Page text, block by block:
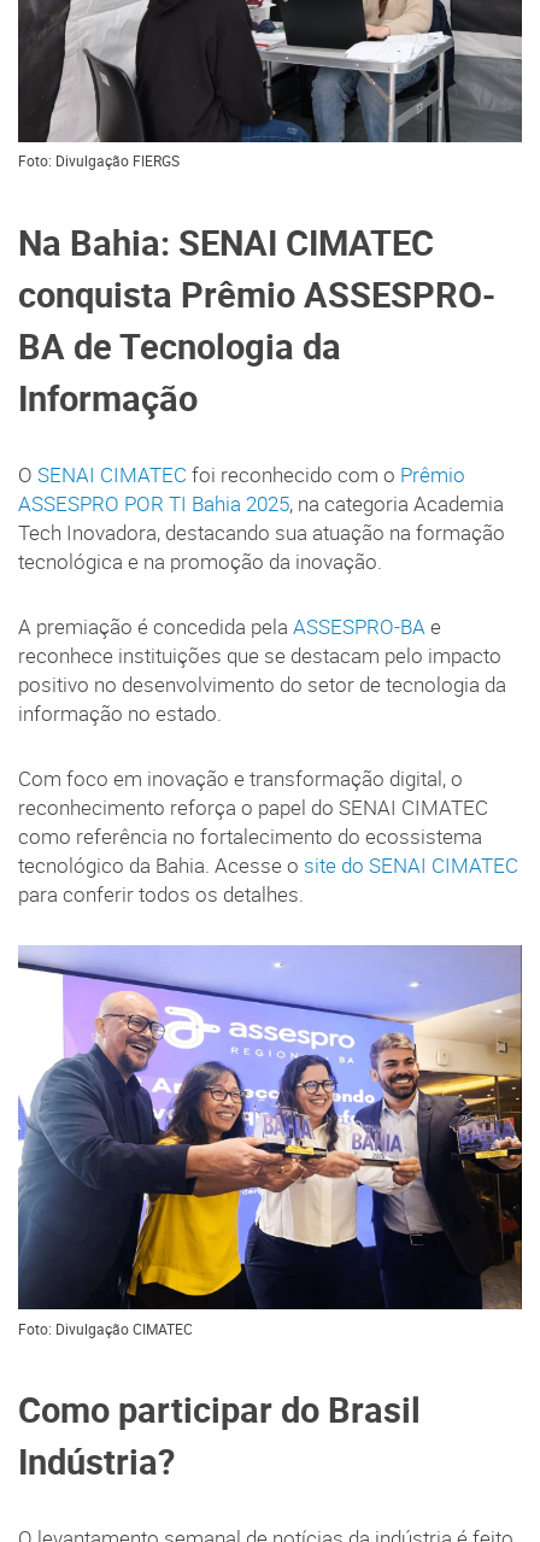
Foto: Divulgação FIERGS
Na Bahia: SENAI CIMATEC
conquista Prêmio ASSESPRO-
BA de Tecnologia da
Informação
O SENAI CIMATEC foi reconhecido com o Prêmio
ASSESPRO POR TI Bahia 2025, na categoria Academia
Tech Inovadora, destacando sua atuação na formação
tecnológica e na promoção da inovação.
A premiação é concedida pela ASSESPRO-BAe
reconhece instituições que se destacam pelo impacto
positivo no desenvolvimento do setor de tecnologia da
informação no estado.
Com foco em inovação e transformação digital, o
reconhecimento reforça o papel do SENAI CIMATEC
como referência no fortalecimento do ecossistema
tecnológico da Bahia. Acesse o site do SENAI CIMATEC
para conferir todos os detalhes.
Foto: Divulgação CIMATEC
Como participar do Brasil
Indústria?